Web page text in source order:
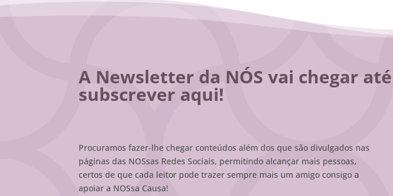
A Newsletter da NÓS vai chegar
subscrever aqui!
Procuramos fazer-lhe chegar conteúdos além dos que são divulgados nas
páginas das NOSsas Redes Sociais, permitindo alcançar mais pessoas,
certos de que cada leitor pode trazer sempre mais um amigo consigo a
apoiar a NOSsa Causa!